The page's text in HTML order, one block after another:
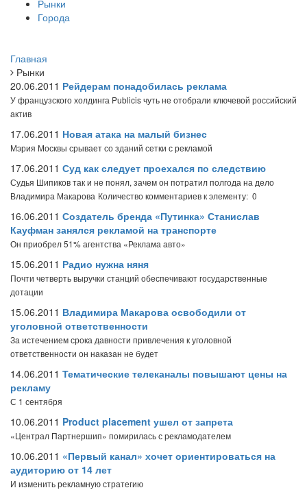
Рынки
Города
Главная
Рынки
20.06.2011 Рейдерам понадобилась реклама
У французского холдинга Publicis чуть не отобрали ключевой российский
актив
17.06.2011 Новая атака на малый бизнес
Мэрия Москвы срывает со зданий сетки с рекламой
17.06.2011 Суд как следует проехался по следствию
Судья Шипиков так и не понял, зачем он потратил полгода на дело
Владимира Макарова Количество комментариев к элементу: 0
16.06.2011 Создатель бренда «Путинка» Станислав
Кауфман занялся рекламой на транспорте
Он приобрел 51% агентства «Реклама авто»
15.06.2011 Радио нужна няня
Почти четверть выручки станций обеспечивают государственные
дотации
15.06.2011 Владимира Макарова освободили от
уголовной ответственности
За истечением срока давности привлечения к уголовной
ответственности он наказан не будет
14.06.2011 Тематические телеканалы повышают цены на
рекламу
С 1 сентября
10.06.2011 Product placement ушел от запрета
«Централ Партнершип» помирилась с рекламодателем
10.06.2011 «Первый канал» хочет ориентироваться на
аудиторию от 14 лет
И изменить рекламную стратегию